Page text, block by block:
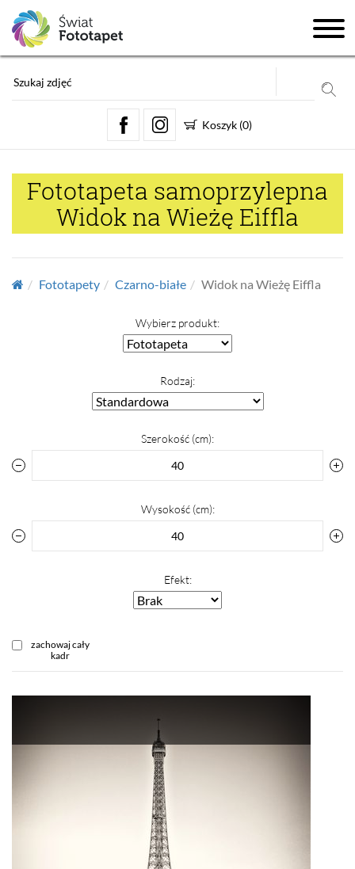
Koszyk (0)
Fototapeta samoprzylepna
Widok na Wieżę Eiffla
Fototapety Czarno-białe Widok na Wieżę Eiffla
Wybierz produkt:
Rodzaj:
Szerokość (cm):
Wysokość (cm):
Efekt:
zachowaj cały
kadr